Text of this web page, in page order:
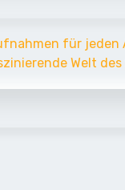
für jeden
Welt